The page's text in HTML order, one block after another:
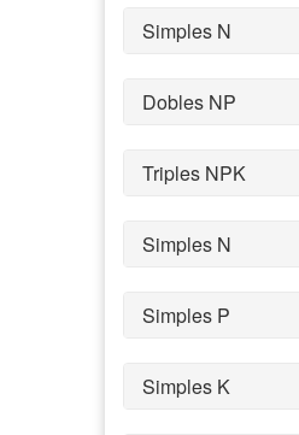
Simples N
Dobles NP
Triples NPK
Simples N
Simples P
Simples K